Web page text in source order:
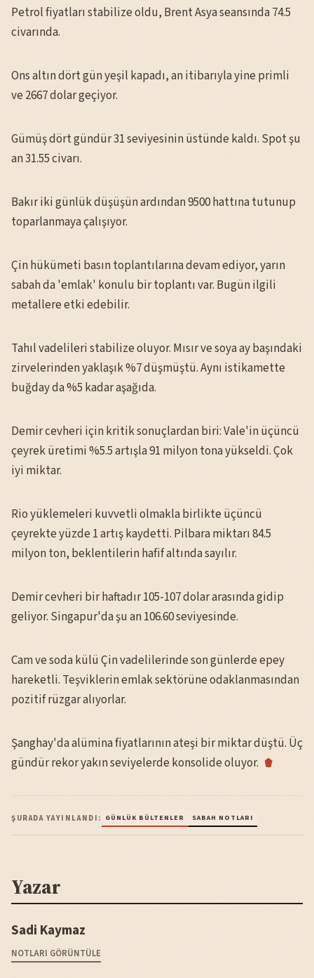
Petrol fiyatları stabilize oldu, Brent Asya seansında 74.5
civarında.
Ons altın dört gün yeşil kapadı, an itibarıyla yine primli
ve 2667 dolar geçiyor.
Gümüş dört gündür 31 seviyesinin üstünde kaldı. Spot şu
an 31.55 civarı.
Bakır iki günlük düşüşün ardından 9500 hattına tutunup
toparlanmaya çalışıyor.
Çin hükümeti basın toplantılarına devam ediyor, yarın
sabah da 'emlak' konulu bir toplantı var. Bugün ilgili
metallere etki edebilir.
Tahıl vadelileri stabilize oluyor. Mısır ve soya ay başındaki
zirvelerinden yaklaşık %7 düşmüştü. Aynı istikamette
buğday da %5 kadar aşağıda.
Demir cevheri için kritik sonuçlardan biri: Vale'in üçüncü
çeyrek üretimi %5.5 artışla 91 milyon tona yükseldi. Çok
iyi miktar.
Rio yüklemeleri kuvvetli olmakla birlikte üçüncü
çeyrekte yüzde 1 artış kaydetti. Pilbara miktarı 84.5
milyon ton, beklentilerin hafif altında sayılır.
Demir cevheri bir haftadır 105-107 dolar arasında gidip
geliyor. Singapur'da şu an 106.60 seviyesinde.
Cam ve soda külü Çin vadelilerinde son günlerde epey
hareketli. Teşviklerin emlak sektörüne odaklanmasından
pozitif rüzgar alıyorlar.
Şanghay'da alümina fiyatlarının ateşi bir miktar düştü. Üç
gündür rekor yakın seviyelerde konsolide oluyor.
ŞURADA YAYINLANDI: GÜNLÜK BÜLTENLER SABAH NOTLARI
Yazar
Sadi Kaymaz
NOTLARI GÖRÜNTÜLE